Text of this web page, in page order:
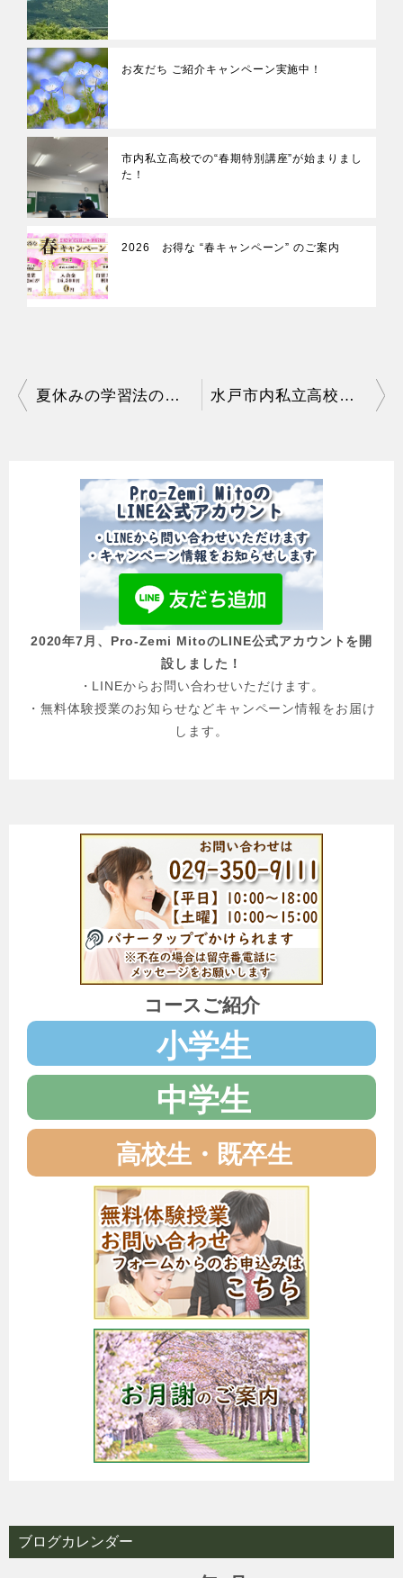
お友だち ご紹介キャンペーン実施中！
市内私立高校での“春期特別講座”が始まりまし
た！
2026 お得な “春キャンペーン” のご案内
投
夏休みの学習法の一つとして 水戸市内私立高校にて「夏期講座」を実施しました！
2020年7月、Pro-Zemi MitoのLINE公式アカウントを開
設しました！
・LINEからお問い合わせいただけます。
・無料体験授業のお知らせなどキャンペーン情報をお届け
します。
コースご紹介
小学生
中学生
高校生・既卒生
ブログカレンダー